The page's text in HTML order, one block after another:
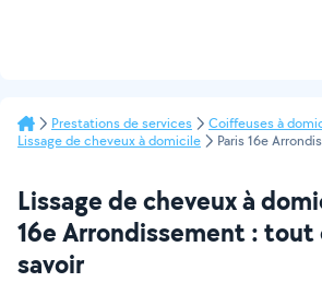
Prestations de services
Coiffeuses à
Lissage de cheveux à domicile
Paris 16e
Lissage de cheveux à
16e Arrondissement : tout
savoir